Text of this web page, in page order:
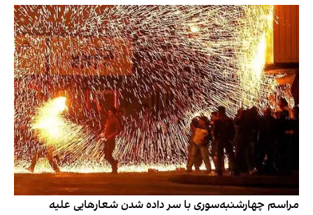
مراسم چهارشنبه‌سوری با سر داده شدن شعارهایی علیه